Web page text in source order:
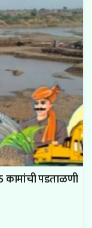
कामांची पडताळणी